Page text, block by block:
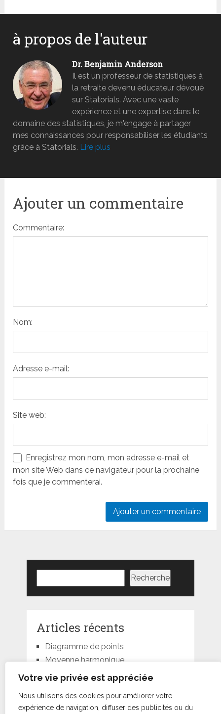
Votre vie privée est appréciée
Nous utilisons des cookies pour améliorer votre
expérience de navigation, diffuser des publicités ou du
à propos de l'auteur
Dr. Benjamin Anderson
Il est un professeur de statistiques à
la retraite devenu éducateur dévoué
sur Statorials. Avec une vaste
expérience et une expertise dans le
domaine des statistiques, je m'engage à partager
mes connaissances pour responsabiliser les étudiants
grâce à Statorials. Lire plus
Ajouter un commentaire
Commentaire:
Nom:
Adresse e-mail:
Site web:
Enregistrez mon nom, mon adresse e-mail et
mon site Web dans ce navigateur pour la prochaine
fois que je commenterai.
Recherche
Articles récents
Diagramme de points
Moyenne harmonique
Moyenne géométrique
Moyenne pondérée